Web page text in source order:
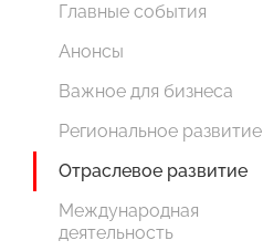
Главные события
Анонсы
Важное для бизнеса
Региональное развитие
Отраслевое развитие
Международная
деятельность